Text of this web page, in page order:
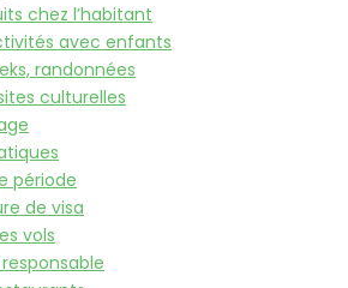
chez l’habitant
avec enfants
randonnées
culturelles
période
de visa
vols